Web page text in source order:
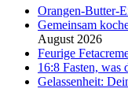
Orangen-Butter-
Gemeinsam
August 2026
Feurige
16:8 Fasten, was
Gelassenheit: